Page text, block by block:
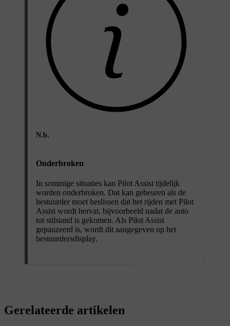
N.b.
Onderbroken
In sommige situaties kan Pilot Assist tijdelijk
worden onderbroken. Dat kan gebeuren als de
bestuurder moet beslissen dat het rijden met Pilot
Assist wordt hervat, bijvoorbeeld nadat de auto
tot stilstand is gekomen. Als Pilot Assist
gepauzeerd is, wordt dit aangegeven op het
bestuurdersdisplay.
Gerelateerde artikelen